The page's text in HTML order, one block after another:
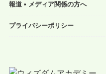
報道 • メディア関係の方へ
プライバシーポリシー